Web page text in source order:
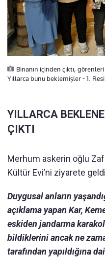
Binanın içinden çıktı,
Yıllarca bunu beklemişler - 1.
YILLARCA
ÇIKTI
Merhum askerin oğlu
Kültür Evi’ni ziyarete
Duygusal anların
açıklama yapan Kar,
eskiden jandarma
bildiklerini ancak ne
tarafından yapıldığına